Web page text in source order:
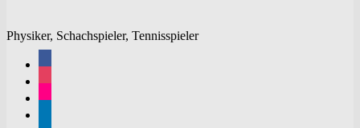
Physiker, Schachspieler, Tennisspieler